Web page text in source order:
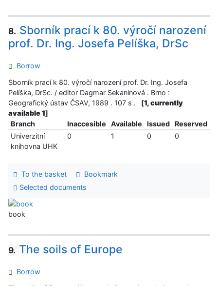
8. Sborník prací k 80. výročí narození
prof. Dr. Ing. Josefa Pelíška, DrSc
Borrow
Sborník prací k 80. výročí narození prof. Dr. Ing. Josefa
Pelíška, DrSc. / editor Dagmar Sekaninová . Brno :
Geografický ústav ČSAV, 1989 . 107 s .
[1, currently
available 1]
Branch
Inaccesible Available Issued
Reserved
Univerzitní
knihovna UHK
0 1 0 0
To the basket
Bookmark
Selected documents
book
9. The soils of Europe
Borrow